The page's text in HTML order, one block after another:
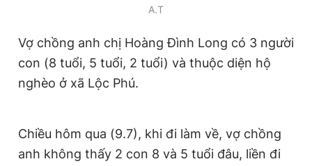
Phó tổng biên tập thường trực: Hải Thành
Tổng thư ký tòa soạn: Đức Trung
Giấy phép xuất bản số 110/GP - BTTTT cấp ngày 24.3.2020
© 2003-2026 Bản quyền thuộc về Báo Thanh Niên. Cấm sao
A.T
Vợ chồng anh chị Hoàng Đình Long có 3 người
con (8 tuổi, 5 tuổi, 2 tuổi) và thuộc diện hộ
nghèo ở xã Lộc Phú.
Chiều hôm qua (9.7), khi đi làm về, vợ chồng
anh không thấy 2 con 8 và 5 tuổi đâu, liền đi